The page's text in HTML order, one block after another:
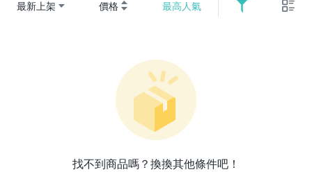
最新上架 價格 最高人氣
找不到商品嗎？換換其他條件吧！